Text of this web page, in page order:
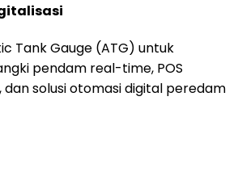
Tank Gauge (ATG) untuk
pendam real-time, POS
solusi otomasi digital peredam